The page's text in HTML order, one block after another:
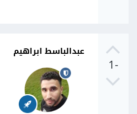
-1
عبدالباسط ابراهيم